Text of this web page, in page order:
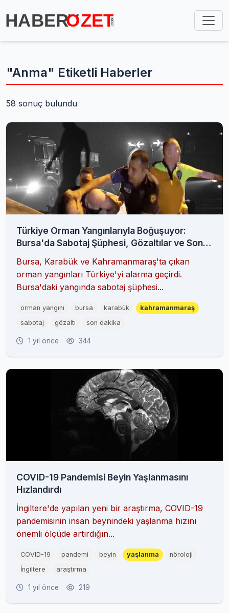
"Anma" Etiketli Haberler
58 sonuç bulundu
Türkiye Orman Yangınlarıyla Boğuşuyor:
Bursa'da Sabotaj Şüphesi, Gözaltılar ve Son
Bursa, Karabük ve Kahramanmaraş'ta çıkan
orman yangınları Türkiye'yi alarma geçirdi.
Bursa'daki yangında sabotaj şüphesi...
orman yangını bursa karabük
kahramanmaraş
sabotaj
gözaltı son dakika
1 yıl önce 344
COVID-19 Pandemisi Beyin Yaşlanmasını
Hızlandırdı
İngiltere'de yapılan yeni bir araştırma, COVID-19
pandemisinin insan beynindeki yaşlanma hızını
önemli ölçüde artırdığın...
COVID-19 pandemi beyin yaşlanma
nöroloji
İngiltere
araştırma
1 yıl önce 219